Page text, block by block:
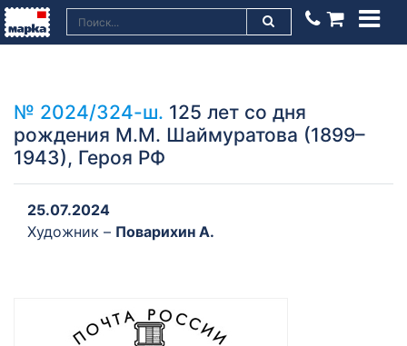
№ 2024/324-ш. 125 лет со дня
рождения М.М. Шаймуратова (1899–
1943), Героя РФ
25.07.2024
Художник – Поварихин А.